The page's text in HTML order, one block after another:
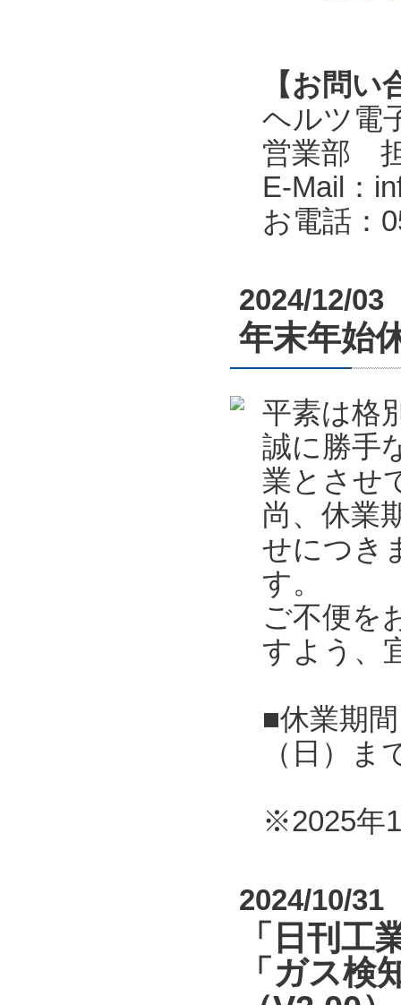
【お問い
ヘルツ電
営業部
E-Mail：
お電話：
2024/12/03
年末年始
平素は格
誠に勝手
業とさせ
尚、休業
せにつき
す。
ご不便を
すよう、
■休業期
（日）ま
※2025年
2024/10/31
「日刊工
「ガス